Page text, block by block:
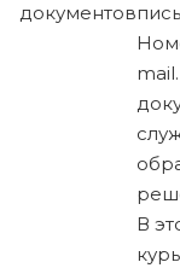
В